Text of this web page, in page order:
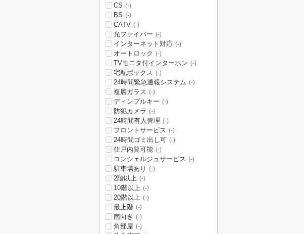
CS (-)
BS (-)
CATV (-)
光ファイバー (-)
インターネット対応 (-)
オートロック (-)
TVモニタ付インターホン (-)
宅配ボックス (-)
24時間緊急通報システム (-)
複層ガラス (-)
ディンプルキー (-)
防犯カメラ (-)
24時間有人管理 (-)
フロントサービス (-)
24時間ゴミ出し可 (-)
住戸内覧可能 (-)
コンシェルジュサービス (-)
駐車場あり (-)
2階以上 (-)
10階以上 (-)
20階以上 (-)
最上階 (-)
南向き (-)
角部屋 (-)